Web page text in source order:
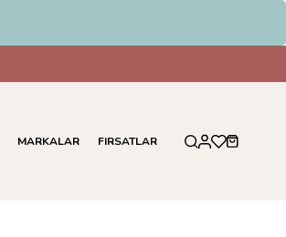
MARKALAR FIRSATLAR